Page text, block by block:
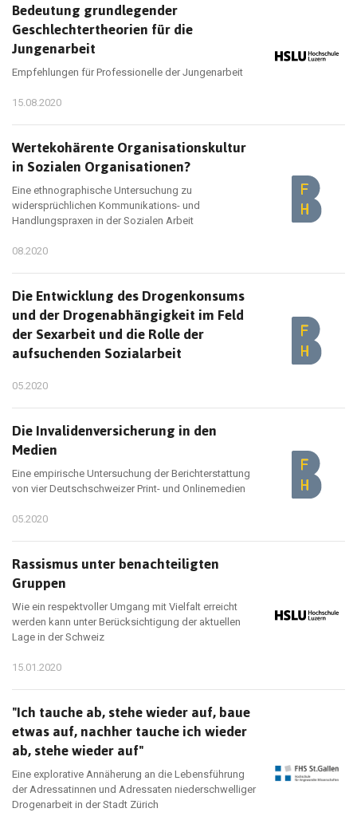
Bedeutung grundlegender
Geschlechtertheorien für die
Jungenarbeit
Empfehlungen für Professionelle der Jungenarbeit
15.08.2020
Wertekohärente Organisationskultur
in Sozialen Organisationen?
Eine ethnographische Untersuchung zu
widersprüchlichen Kommunikations- und
Handlungspraxen in der Sozialen Arbeit
08.2020
Die Entwicklung des Drogenkonsums
und der Drogenabhängigkeit im Feld
der Sexarbeit und die Rolle der
aufsuchenden Sozialarbeit
05.2020
Die Invalidenversicherung in den
Medien
Eine empirische Untersuchung der Berichterstattung
von vier Deutschschweizer Print- und Onlinemedien
05.2020
Rassismus unter benachteiligten
Gruppen
Wie ein respektvoller Umgang mit Vielfalt erreicht
werden kann unter Berücksichtigung der aktuellen
Lage in der Schweiz
15.01.2020
"Ich tauche ab, stehe wieder auf, baue
etwas auf, nachher tauche ich wieder
ab, stehe wieder auf"
Eine explorative Annäherung an die Lebensführung
der Adressatinnen und Adressaten niederschwelliger
Drogenarbeit in der Stadt Zürich